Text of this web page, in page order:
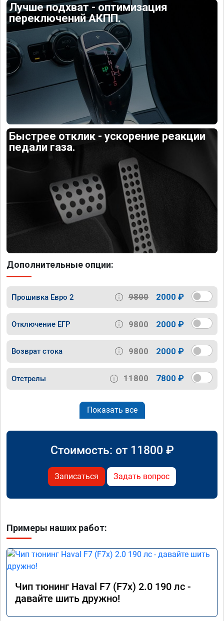
Лучше подхват - оптимизация
переключений АКПП.
Быстрее отклик - ускорение реакции
педали газа.
Дополнительные опции:
Прошивка Евро 2 9800 2000 ₽
Отключение ЕГР 9800 2000 ₽
Возврат стока 9800 2000 ₽
Отстрелы 11800 7800 ₽
Показать все
Стоимость: от 11800 ₽
Записаться Задать вопрос
Примеры наших работ:
Чип тюнинг Haval F7 (F7x) 2.0 190 лс -
давайте шить дружно!